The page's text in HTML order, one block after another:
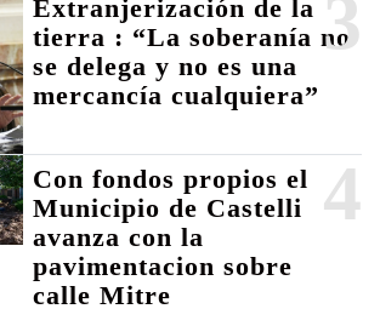
3
Extranjerización de la
tierra : “La soberanía no
se delega y no es una
mercancía cualquiera”
4
Con fondos propios el
Municipio de Castelli
avanza con la
pavimentacion sobre
calle Mitre